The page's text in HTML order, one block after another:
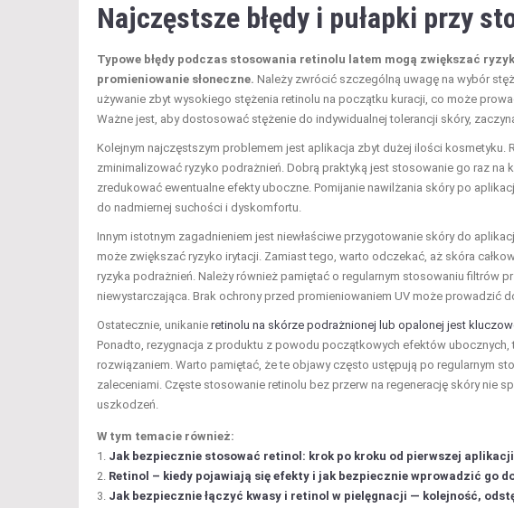
Najczęstsze błędy i pułapki przy
Typowe błędy podczas stosowania retinolu latem mogą zwiększać
promieniowanie słoneczne. Należy zwrócić szczególną uwagę na wybór
używanie zbyt wysokiego stężenia retinolu na początku kuracji, co może
Ważne jest, aby dostosować stężenie do indywidualnej tolerancji skóry,
Kolejnym najczęstszym problemem jest aplikacja zbyt dużej ilości kosmetyku.
zminimalizować ryzyko podrażnień. Dobrą praktyką jest stosowanie go raz na
zredukować ewentualne efekty uboczne. Pomijanie nawilżania skóry po
do nadmiernej suchości i dyskomfortu.
Innym istotnym zagadnieniem jest niewłaściwe przygotowanie skóry do
może zwiększać ryzyko irytacji. Zamiast tego, warto odczekać, aż skóra
ryzyka podrażnień. Należy również pamiętać o regularnym stosowaniu filtrów
niewystarczająca. Brak ochrony przed promieniowaniem UV może prowadzić
Ostatecznie, unikanie retinolu na skórze podrażnionej lub opalonej jest
Ponadto, rezygnacja z produktu z powodu początkowych efektów ubocznych,
rozwiązaniem. Warto pamiętać, że te objawy często ustępują po regularnym
zaleceniami. Częste stosowanie retinolu bez przerw na regenerację skóry nie
uszkodzeń.
W tym temacie również:
Jak bezpiecznie stosować retinol: krok po kroku od pierwszej
Retinol – kiedy pojawiają się efekty i jak bezpiecznie wprowadzić go
Jak bezpiecznie łączyć kwasy i retinol w pielęgnacji — kolejność,